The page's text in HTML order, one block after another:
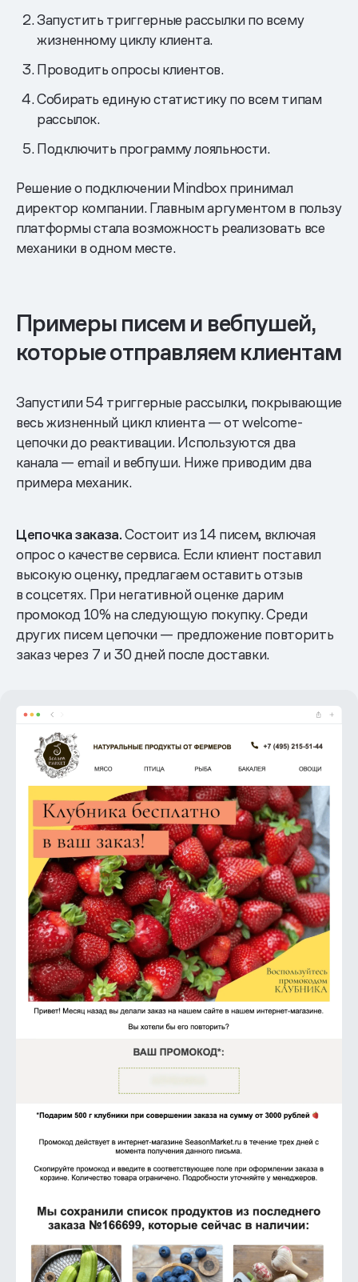
Запустить триггерные рассылки по всему
жизненному циклу клиента.
Проводить опросы клиентов.
Собирать единую статистику по всем типам
рассылок.
Подключить программу лояльности.
Решение о подключении Mindbox принимал
директор компании. Главным аргументом в пользу
платформы стала возможность реализовать все
механики в одном месте.
Примеры писем и вебпушей,
которые отправляем клиентам
Запустили 54 триггерные рассылки, покрывающие
весь жизненный цикл клиента — от welcome-
цепочки до реактивации. Используются два
канала — email и вебпуши. Ниже приводим два
примера механик.
Цепочка заказа.Состоит из 14 писем, включая
опрос о качестве сервиса. Если клиент поставил
высокую оценку, предлагаем оставить отзыв
в соцсетях. При негативной оценке дарим
промокод 10% на следующую покупку. Среди
других писем цепочки — предложение повторить
заказ через 7 и 30 дней после доставки.